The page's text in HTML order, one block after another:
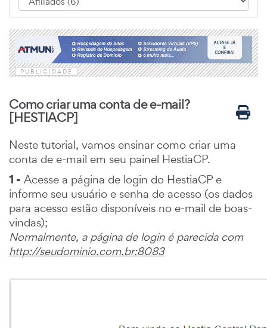
PUBLICIDADE
Como criar uma conta de e-mail?
[HESTIACP]
Neste tutorial, vamos ensinar como criar uma
conta de e-mail em seu painel HestiaCP.
1 - Acesse a página de login do HestiaCP e
informe seu usuário e senha de acesso (os dados
para acesso estão disponíveis no e-mail de boas-
vindas);
Normalmente, a página de login é parecida com
http://seudominio.com.br:8083